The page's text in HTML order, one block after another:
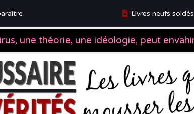
Livres neufs soldés